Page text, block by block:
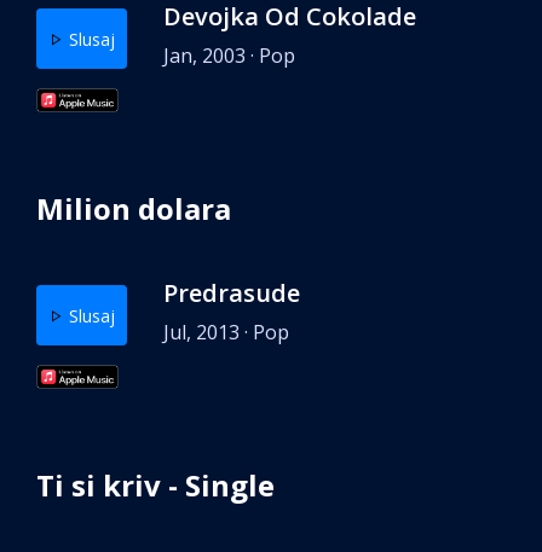
Slusaj
Devojka Od Cokolade
Jan, 2003 · Pop
Milion dolara
Slusaj
Predrasude
Jul, 2013 · Pop
Ti si kriv - Single